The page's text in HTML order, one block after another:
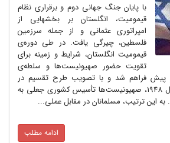
با پایان جنگ جهانی دوم و برقراری نظام
قیمومیت، انگلستان بر بخشهایی از
امپراتوری عثمانی و از جمله سرزمین
فلسطین، چیرگی یافت. در طی دوره‌ی
قیمومیت انگلستان، شرایط و زمینه برای
تقویت حضور صهیونیست‌ها و سلطه‌ی
پیش فراهم شد و با تصویب طرح تقسیم در
سازمان ملل متحد در سال 1948، صهیونیست‌ها تأسیس کشوری جعلی به
به این ترتیب، مسلمانان در مقابل عملی...
ادامه مطلب